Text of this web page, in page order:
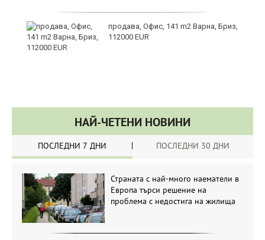
продава, Офис, 141 m2 Варна, Бриз,
112000 EUR
НАЙ-ЧЕТЕНИ НОВИНИ
ПОСЛЕДНИ 7 ДНИ ПОСЛЕДНИ 30 ДНИ
Страната с най-много наематели в
Европа търси решение на
проблема с недостига на жилища